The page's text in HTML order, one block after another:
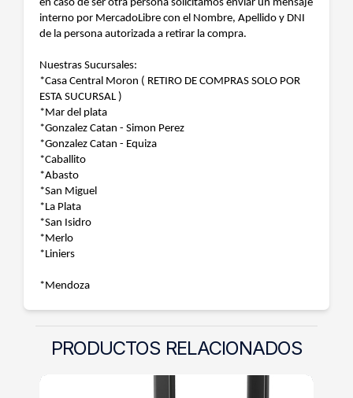
en caso de ser otra persona solicitamos enviar un mensaje
interno por MercadoLibre con el Nombre, Apellido y DNI
de la persona autorizada a retirar la compra.
Nuestras Sucursales:
*Casa Central Moron ( RETIRO DE COMPRAS SOLO POR
ESTA SUCURSAL )
*Mar del plata
*Gonzalez Catan - Simon Perez
*Gonzalez Catan - Equiza
*Caballito
*Abasto
*San Miguel
*La Plata
*San Isidro
*Merlo
*Liniers
*Mendoza
PRODUCTOS RELACIONADOS